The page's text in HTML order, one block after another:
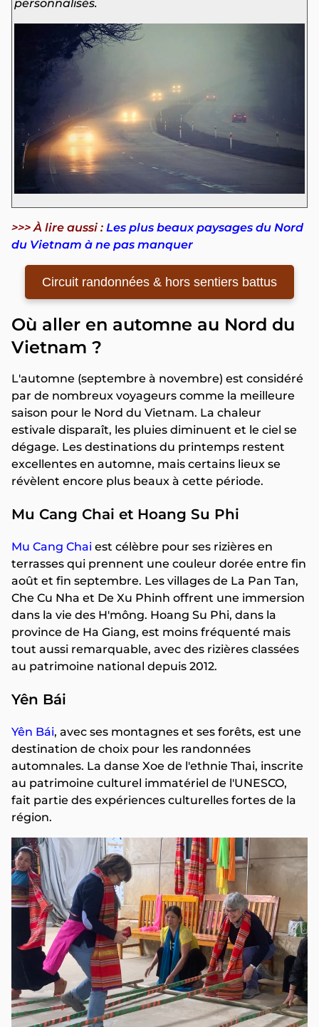
personnalisés.
>>> À lire aussi : Les plus beaux paysages du Nord
du Vietnam à ne pas manquer
Circuit randonnées & hors sentiers battus
Où aller en automne au Nord du
Vietnam ?
L'automne (septembre à novembre) est considéré
par de nombreux voyageurs comme la meilleure
saison pour le Nord du Vietnam. La chaleur
estivale disparaît, les pluies diminuent et le ciel se
dégage. Les destinations du printemps restent
excellentes en automne, mais certains lieux se
révèlent encore plus beaux à cette période.
Mu Cang Chai et Hoang Su Phi
Mu Cang Chai est célèbre pour ses rizières en
terrasses qui prennent une couleur dorée entre fin
août et fin septembre. Les villages de La Pan Tan,
Che Cu Nha et De Xu Phinh offrent une immersion
dans la vie des H'mông. Hoang Su Phi, dans la
province de Ha Giang, est moins fréquenté mais
tout aussi remarquable, avec des rizières classées
au patrimoine national depuis 2012.
Yên Bái
Yên Bái, avec ses montagnes et ses forêts, est une
destination de choix pour les randonnées
automnales. La danse Xoe de l'ethnie Thai, inscrite
au patrimoine culturel immatériel de l'UNESCO,
fait partie des expériences culturelles fortes de la
région.